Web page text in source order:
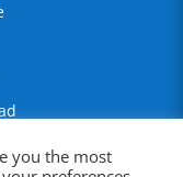
you the most